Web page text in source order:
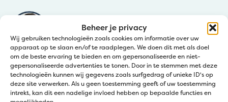
Beheer je privacy
Wij gebruiken technologieën zoals cookies om informatie over uw
apparaat op te slaan en/of te raadplegen. We doen dit met als doel
om de beste ervaring te bieden en om gepersonaliseerde en niet-
gepersonaliseerde advertenties te tonen. Door in te stemmen met deze
technologieën kunnen wij gegevens zoals surfgedrag of unieke ID's op
deze site verwerken. Als u geen toestemming geeft of uw toestemming
intrekt, kan dit een nadelige invloed hebben op bepaalde functies en
Service clientèle
Bel:+32 50 36 77 20